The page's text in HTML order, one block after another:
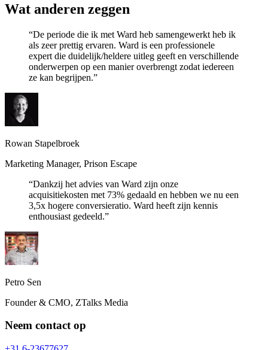
Wat anderen zeggen
“De periode die ik met Ward heb samengewerkt heb ik
als zeer prettig ervaren. Ward is een professionele
expert die duidelijk/heldere uitleg geeft en verschillende
onderwerpen op een manier overbrengt zodat iedereen
ze kan begrijpen.”
Rowan Stapelbroek
Marketing Manager, Prison Escape
“Dankzij het advies van Ward zijn onze
acquisitiekosten met 73% gedaald en hebben we nu een
3,5x hogere conversieratio. Ward heeft zijn kennis
enthousiast gedeeld.”
Petro Sen
Founder & CMO, ZTalks Media
Neem contact op